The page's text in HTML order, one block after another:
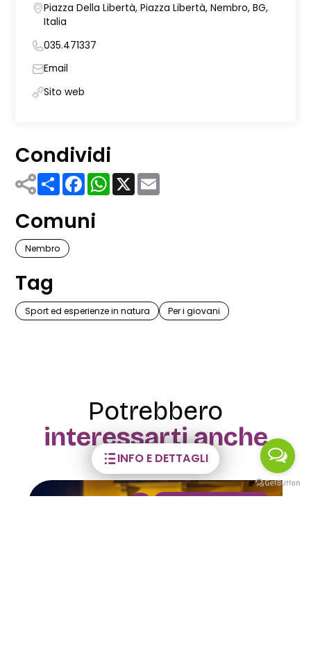
INFO E DETTAGLI
Piazza Della Libertà, Piazza Libertà, Nembro, BG,
Italia
035.471337
Email
Sito web
Condividi
ShareFacebook
WhatsApp
X
Comuni
Nembro
Tag
Sport ed esperienze in natura Per i giovani
Potrebbero
interessarti anche